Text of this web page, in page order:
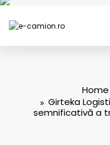
Home
Girteka
semnificativă a